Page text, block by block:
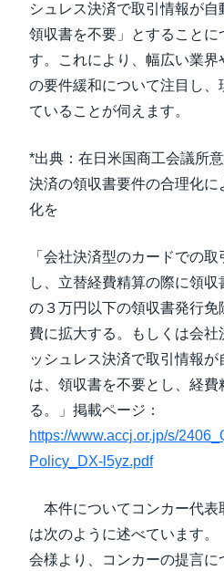
シュレス決済で取引情報が自
領収書を不要」とすることに
す。これにより、幅広い業
の要件緩和について注目し、
ていることが伺えます。
*出典：在日米国商工会議所
決済の領収書要件の合理化
化を
「会社決済型のカードでの
し、立替経費精算の際に領
の３万円以下の領収書発行
費に拡大する。もしくは会
ッシュレス決済で取引情報
は、領収書を不要とし、経費
る。」掲載ページ：
https://www.accj.or.jp/s/
Policy_DX-l5yz.pdf
本件についてコンカー代表
は次のように述べています
会様より、コンカーの提言に